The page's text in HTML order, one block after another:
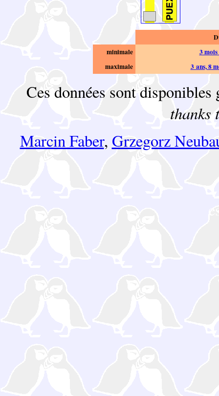
minimale
3
maximale
3 ans, 8
Ces données sont
thanks
Marcin Faber, Grzegorz